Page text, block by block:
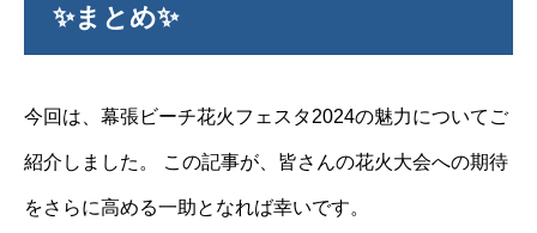
✨まとめ✨
今回は、幕張ビーチ花火フェスタ2024の魅力についてご
紹介しました。 この記事が、皆さんの花火大会への期待
をさらに高める一助となれば幸いです。